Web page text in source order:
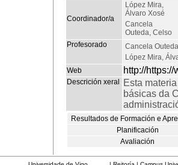
Coordinador/a
López Mira,
Álvaro Xosé
Cancela
Outeda, Celso
Profesorado
Cancela
López Mira,
Web
http://
Descrición xeral
Esta
básicas da
Resultados de Formación e
Planificación
Avaliación